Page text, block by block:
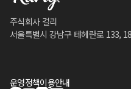
주식회사 컬리
서울특별시 강남구 테헤란로 133,
운영정책이용안내